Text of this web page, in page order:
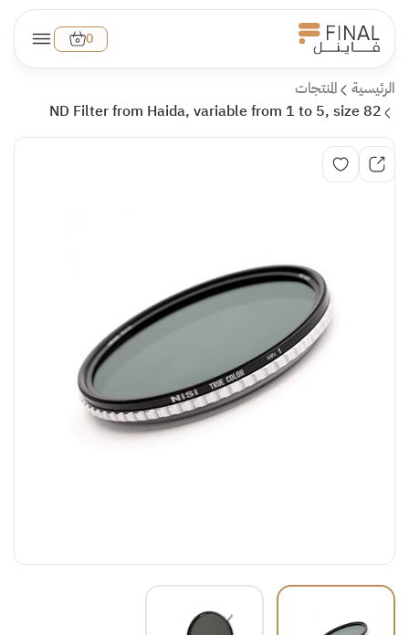
0
الرئيسية
المنتجات
ND Filter from Haida, variable from 1 to 5, size 82